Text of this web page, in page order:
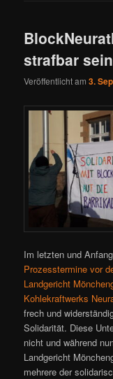
strafbar
Veröffentlicht am3.
Im letzten und
Prozesstermine vor
Landgericht
Kohlekraftwerks
frech und
Solidarität. Diese
nicht und während
Landgericht
mehrere der